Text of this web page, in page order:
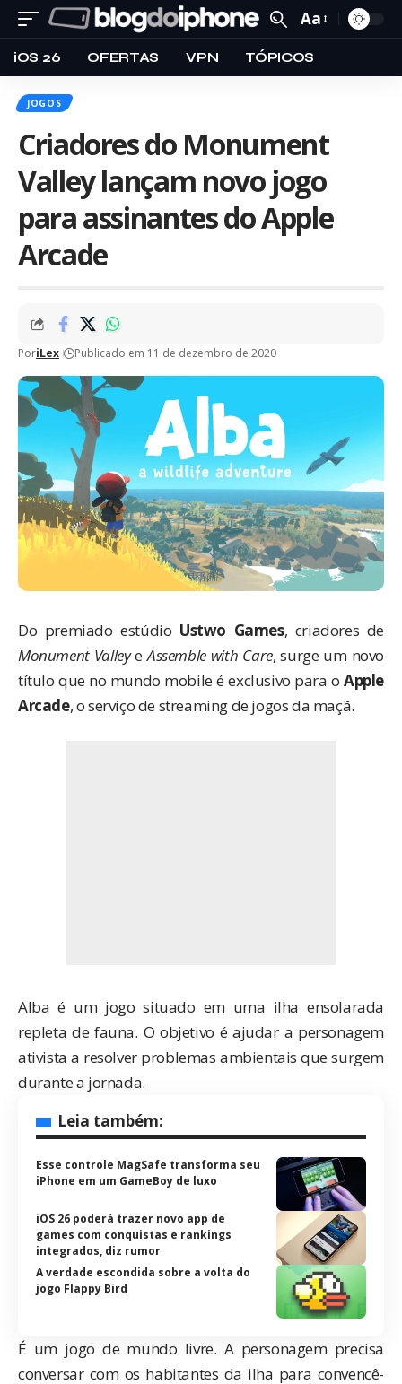
Aa
iOS 26 OFERTAS VPN TÓPICOS
JOGOS
Criadores do Monument
Valley lançam novo jogo
para assinantes do Apple
Arcade
PoriLex Publicado em 11 de dezembro de 2020
Do premiado estúdio Ustwo Games, criadores de
Monument ValleyeAssemble with Care, surge um novo
título que no mundo mobile é exclusivo para o Apple
Arcade, o serviço de streaming de jogos da maçã.
Alba é um jogo situado em uma ilha ensolarada
repleta de fauna. O objetivo é ajudar a personagem
ativista a resolver problemas ambientais que surgem
durante a jornada.
Leia também:
Esse controle MagSafe transforma seu
iPhone em um GameBoy de luxo
iOS 26 poderá trazer novo app de
games com conquistas e rankings
integrados, diz rumor
A verdade escondida sobre a volta do
jogo Flappy Bird
É um jogo de mundo livre. A personagem precisa
conversar com os habitantes da ilha para convencê-